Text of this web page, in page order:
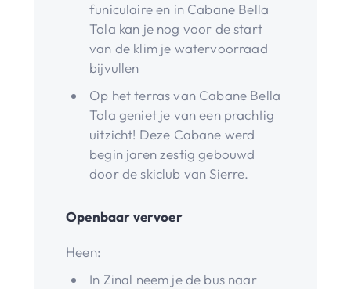
funiculaire en in Cabane Bella
Tola kan je nog voor de start
van de klim je watervoorraad
bijvullen
Op het terras van Cabane Bella
Tola geniet je van een prachtig
uitzicht! Deze Cabane werd
begin jaren zestig gebouwd
door de skiclub van Sierre.
Openbaar vervoer
Heen:
In Zinal neem je de bus naar